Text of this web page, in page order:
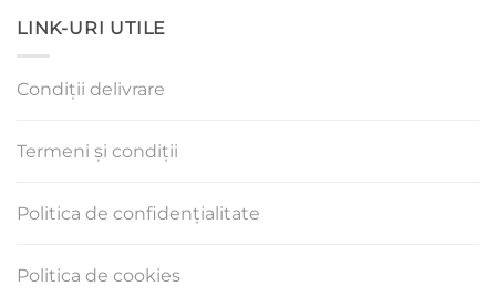
LINK-URI UTILE
Condiții delivrare
Termeni și condiții
Politica de confidențialitate
Politica de cookies